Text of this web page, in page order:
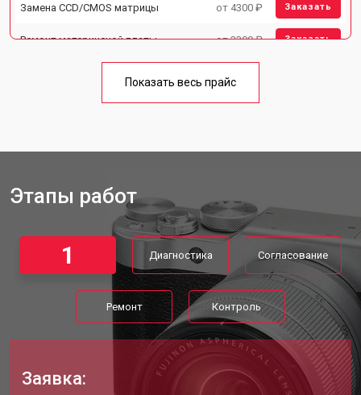
Замена CCD/CMOS матрицы от 4300 ₽ Заказать
Ремонт материнской платы от 3300 ₽ Заказать
Чистка матрицы фотоаппарата
Показать весь прайс
Этапы работ
1 Диагностика Согласование
Ремонт Контроль
Заявка: